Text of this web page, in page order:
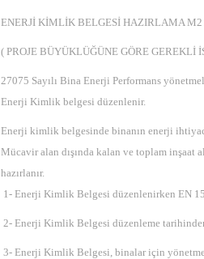
ENERJİ KİMLİK BELGESİ HAZIRLAMA
( PROJE BÜYÜKLÜĞÜNE GÖRE
27075 Sayılı Bina Enerji Performans
Enerji Kimlik belgesi düzenlenir.
Enerji kimlik belgesinde binanın enerji
Mücavir alan dışında kalan ve toplam
hazırlanır.
1- Enerji Kimlik Belgesi düzenlenirken EN
2- Enerji Kimlik Belgesi düzenleme
3- Enerji Kimlik Belgesi, binalar için